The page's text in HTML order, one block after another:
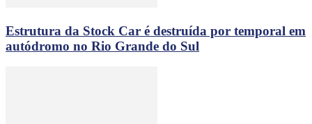
Estrutura da Stock Car é destruída por temporal em
autódromo no Rio Grande do Sul